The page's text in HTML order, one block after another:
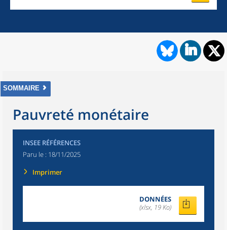
SOMMAIRE
Pauvreté monétaire
INSEE RÉFÉRENCES
Paru le : 18/11/2025
Imprimer
DONNÉES
(xlsx, 19 Ko)